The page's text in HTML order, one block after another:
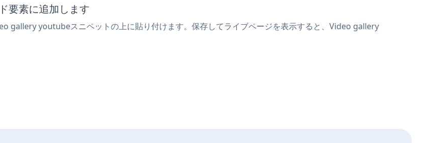
要素に追加します
gallery youtubeスニペットの上に貼り付けます。保存してライブページを表示すると、Video gallery